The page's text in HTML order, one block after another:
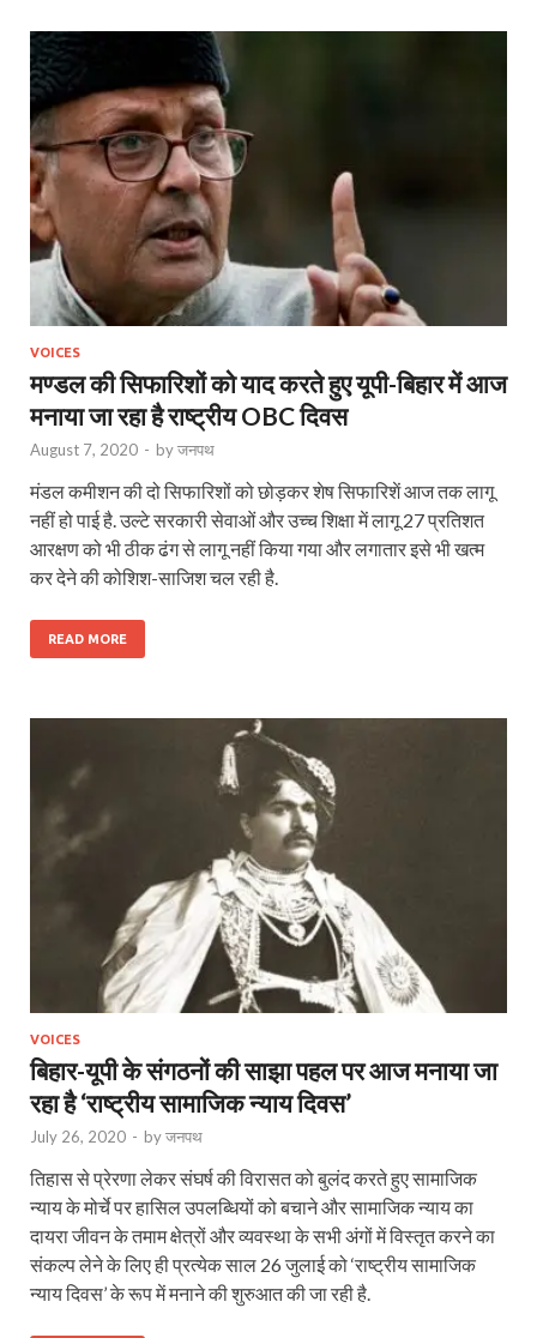
VOICES
मण्डल की सिफारिशों को याद करते हुए यूपी-बिहार में आज
मनाया जा रहा है राष्ट्रीय OBC दिवस
August 7, 2020 - byजनपथ
मंडल कमीशन की दो सिफारिशों को छोड़कर शेष सिफारिशें आज तक लागू
नहीं हो पाई है. उल्टे सरकारी सेवाओं और उच्च शिक्षा में लागू 27 प्रतिशत
आरक्षण को भी ठीक ढंग से लागू नहीं किया गया और लगातार इसे भी खत्म
कर देने की कोशिश-साजिश चल रही है.
READ MORE
VOICES
बिहार-यूपी के संगठनों की साझा पहल पर आज मनाया जा
रहा है ‘राष्ट्रीय सामाजिक न्याय दिवस’
July 26, 2020 - byजनपथ
तिहास से प्रेरणा लेकर संघर्ष की विरासत को बुलंद करते हुए सामाजिक
न्याय के मोर्चे पर हासिल उपलब्धियों को बचाने और सामाजिक न्याय का
दायरा जीवन के तमाम क्षेत्रों और व्यवस्था के सभी अंगों में विस्तृत करने का
संकल्प लेने के लिए ही प्रत्येक साल 26 जुलाई को ‘राष्ट्रीय सामाजिक
न्याय दिवस’ के रूप में मनाने की शुरुआत की जा रही है.